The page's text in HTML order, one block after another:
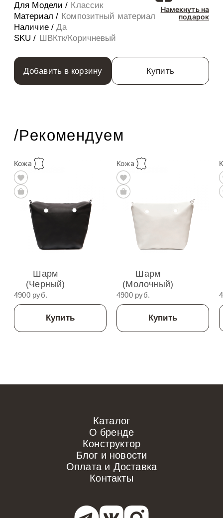
Для Модели / Классик
Материал / Композитный материал
Наличие /Да
SKU / ШВКтк/Коричневый
Намекнуть на
подарок
Добавить в корзину Купить
/Рекомендуем
Кожа
Шарм
(Черный)
4900 руб.
Купить
Кожа
Шарм
(Молочный)
4900 руб.
Купить
Каталог
О бренде
Конструктор
Блог и новости
Оплата и Доставка
Контакты